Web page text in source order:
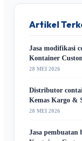
Artikel
Jasa modifikasi
Kontainer
28 MEI 2026
Distributor
Kemas Kargo &
28 MEI 2026
Jasa pembuatan